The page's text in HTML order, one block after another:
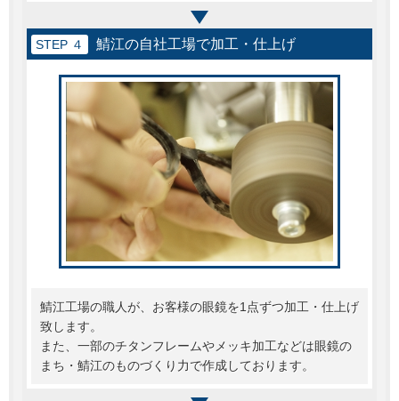
STEP ４ 鯖江の自社工場で加工・仕上げ
鯖江工場の職人が、お客様の眼鏡を1点ずつ加工・仕上げ
致します。
また、一部のチタンフレームやメッキ加工などは眼鏡の
まち・鯖江のものづくり力で作成しております。